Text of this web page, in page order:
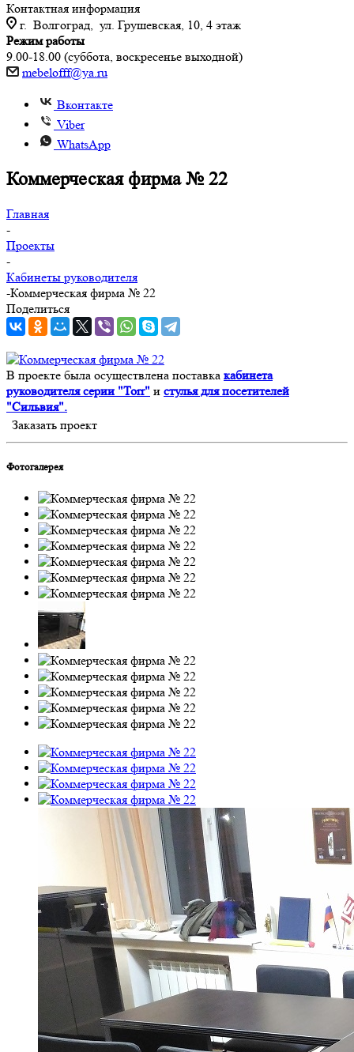
Контактная информация
г. Волгоград, ул. Грушевская, 10, 4 этаж
Режим работы
9.00-18.00 (суббота, воскресенье выходной)
mebelofff@ya.ru
Вконтакте
Viber
WhatsApp
Коммерческая фирма № 22
Главная
-
Проекты
-
Кабинеты руководителя
-Коммерческая фирма № 22
Поделиться
В проекте была осуществлена поставка кабинета
руководителя серии "Torr" и стулья для посетителей
"Сильвия".
Заказать проект
Фотогалерея